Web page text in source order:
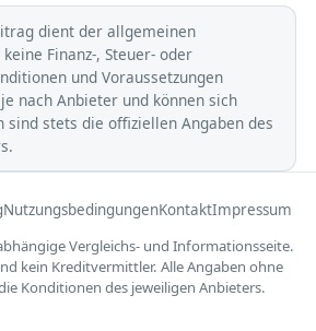
dient der allgemeinen
Finanz-, Steuer- oder
und Voraussetzungen
nach Anbieter und können sich
sind stets die offiziellen Angaben des
NutzungsbedingungenKontaktImpressum
Vergleichs- und Informationsseite.
kein Kreditvermittler. Alle Angaben ohne
Konditionen des jeweiligen Anbieters.